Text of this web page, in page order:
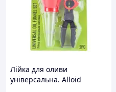
Лійка для оливи
універсальна. Alloid